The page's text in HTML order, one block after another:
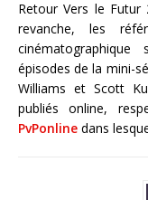
Retour Vers le Futur
revanche, les
épisodes de la mini-
Williams et Scott
publiés online,
PvPonline dans